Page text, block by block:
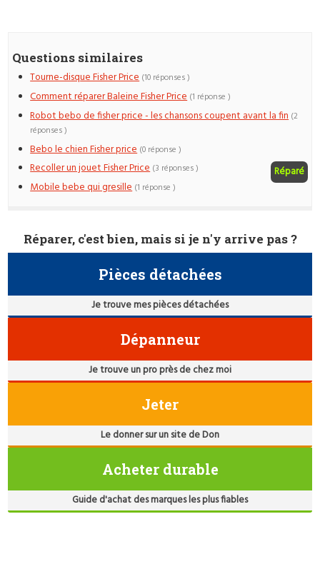
Questions similaires
Tourne-disque Fisher Price (10 réponses )
Comment réparer Baleine Fisher Price (1 réponse )
Robot bebo de fisher price - les chansons coupent avant la fin (2
réponses )
Bebo le chien Fisher price (0 réponse )
Recoller un jouet Fisher Price Réparé
(3 réponses )
Mobile bebe qui gresille (1 réponse )
Réparer, c'est bien, mais si je n'y arrive pas ?
Pièces détachées
Je trouve mes pièces détachées
Dépanneur
Je trouve un pro près de chez moi
Jeter
Le donner sur un site de Don
Acheter durable
Guide d'achat des marques les plus fiables